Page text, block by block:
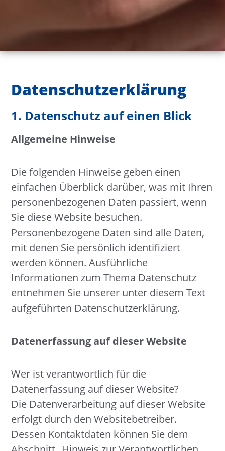
Datenschutz­erklärung
1. Datenschutz auf einen Blick
Allgemeine Hinweise
Die folgenden Hinweise geben einen
einfachen Überblick darüber, was mit Ihren
personenbezogenen Daten passiert, wenn
Sie diese Website besuchen.
Personenbezogene Daten sind alle Daten,
mit denen Sie persönlich identifiziert
werden können. Ausführliche
Informationen zum Thema Datenschutz
entnehmen Sie unserer unter diesem Text
aufgeführten Datenschutzerklärung.
Datenerfassung auf dieser Website
Wer ist verantwortlich für die
Datenerfassung auf dieser Website?
Die Datenverarbeitung auf dieser Website
erfolgt durch den Websitebetreiber.
Dessen Kontaktdaten können Sie dem